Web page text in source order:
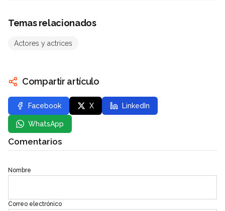
Temas relacionados
Actores y actrices
Compartir artículo
Facebook X LinkedIn
WhatsApp
Comentarios
Nombre
Correo electrónico